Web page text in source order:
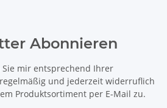
Abonnieren
Sie mir entsprechend Ihrer
regelmäßig und jederzeit widerruflich
Produktsortiment per E-Mail zu.